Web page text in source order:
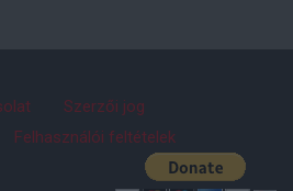
Szerzői jog
Felhasználói feltételek